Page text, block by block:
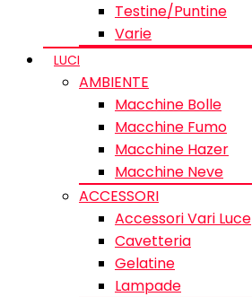
Testine/Puntine
Varie
LUCI
AMBIENTE
Macchine Bolle
Macchine Fumo
Macchine Hazer
Macchine Neve
ACCESSORI
Accessori Vari Luce
Cavetteria
Gelatine
Lampade